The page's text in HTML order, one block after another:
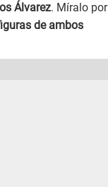
Álvarez. Míralo por
de ambos